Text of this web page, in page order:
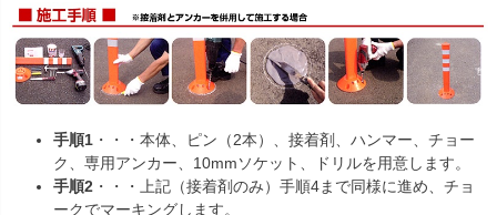
手順1 ・・・本体、ピン（2本）、接着剤、ハンマー、チョー
ク、専用アンカー、10mmソケット、ドリルを用意します。
手順2 ・・・上記（接着剤のみ）手順4まで同様に進め、チョ
ークでマーキングします。